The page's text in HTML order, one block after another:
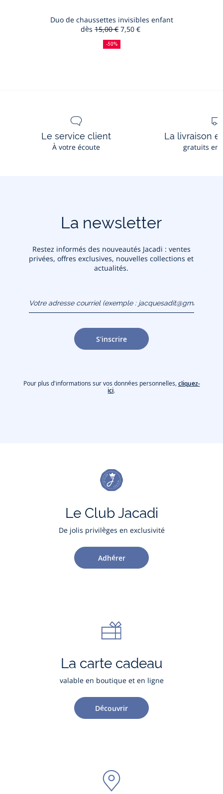
Duo de chaussettes invisibles enfant
dès
50
%
de
Ancien
prix
:
15,00 €Nouveau
prix
:
7,50 €
-50%
Le service client
À votre écoute
La livraison
gratuits en
La newsletter
Restez informés des nouveautés Jacadi : ventes
privées, offres exclusives, nouvelles collections et
actualités.
(exemple :
jacquesadit@gmail.com)
S'inscrire
Pour plus d'informations sur vos données personnelles, cliquez-
ici.
Le Club Jacadi
De jolis privilèges en exclusivité
Adhérer
La carte cadeau
valable en boutique et en ligne
Découvrir